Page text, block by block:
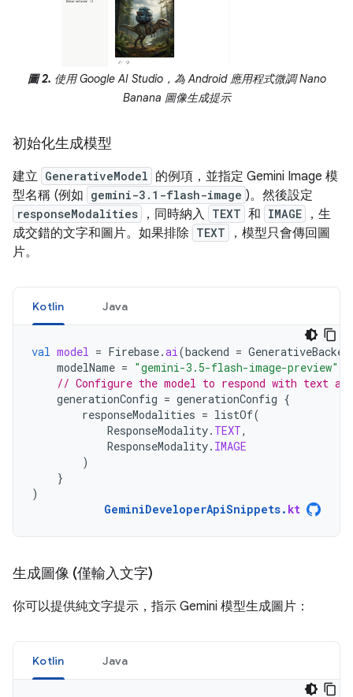
圖 2. 使用 Google AI Studio，為 Android 應用程式微調 Nano
Banana 圖像生成提示
初始化生成模型
建立 GenerativeModel 的例項，並指定 Gemini Image 模
型名稱 (例如 gemini-3.1-flash-image )。然後設定
responseModalities ，同時納入 TEXT 和 IMAGE
，生
成交錯的文字和圖片。如果排除 TEXT
，模型只會傳回圖
片。
Kotlin Java
val model = Firebase.ai (backend =
modelName = "gemini-3.5-flash-image-preview"
// Configure the model to respond with text
generationConfig = generationConfig {
responseModalities = listOf(
ResponseModality. TEXT,
ResponseModality. IMAGE
)
}
)
GeminiDeveloperApiSnippets. kt
生成圖像 (僅輸入文字)
你可以提供純文字提示，指示 Gemini 模型生成圖片：
Kotlin Java